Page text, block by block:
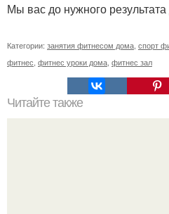
Мы вас до нужного
Категории: занятия фитнесом дома, спорт
фитнес, фитнес уроки дома, фитнес зал
Читайте также